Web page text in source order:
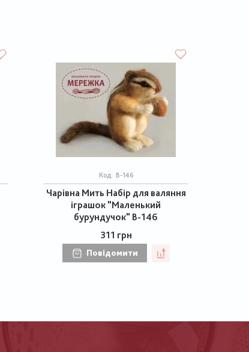
Код: В-146
Чарівна Мить Набір для валяння
іграшок "Маленький
бурундучок" В-146
311 грн
Повідомити